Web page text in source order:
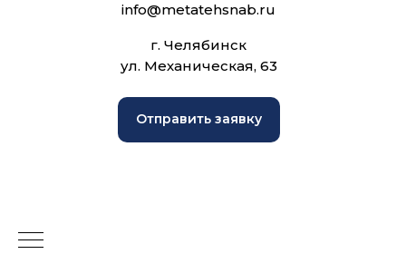
info@metatehsnab.ru
г. Челябинск
ул. Механическая, 63
Отправить заявку